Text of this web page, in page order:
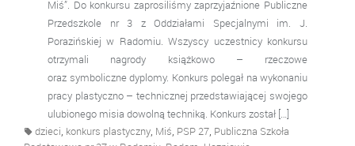
Miś”. Do konkursu zaprosiliśmy zaprzyjaźnione Publiczne
Przedszkole nr 3 z Oddziałami Specjalnymi im. J.
Porazińskiej w Radomiu. Wszyscy uczestnicy konkursu
otrzymali nagrody książkowo – rzeczowe
oraz symboliczne dyplomy. Konkurs polegał na wykonaniu
pracy plastyczno – technicznej przedstawiającej swojego
ulubionego misia dowolną techniką. Konkurs został […]
dzieci, konkurs plastyczny, Miś, PSP 27, Publiczna Szkoła